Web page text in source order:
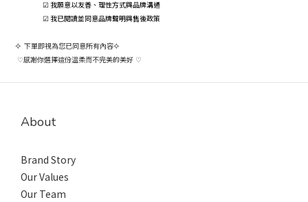
☑ 我願意以友善、理性方式與品牌溝通
☑ 我已閱讀並同意品牌聲明與售後政策
⟡ 下單即視為您已同意所有內容⟡
♡感謝你選擇這份溫柔而不完美的美好 ♡
About
Brand Story
Our Values
Our Team